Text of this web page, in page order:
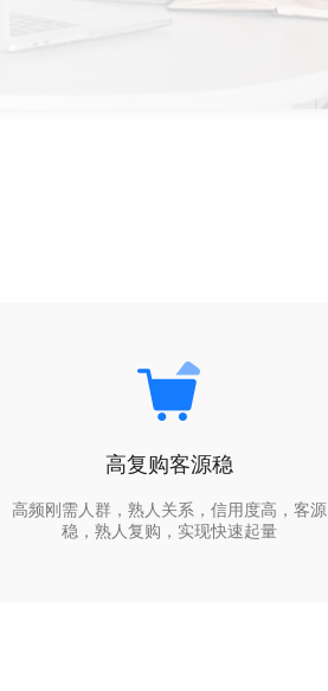
高复购客源稳
高频刚需人群，熟人关系，信用度高，客源
稳，熟人复购，实现快速起量